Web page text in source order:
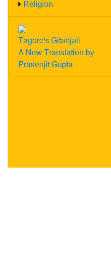
Religion
Tagore's Gitanjali
A New Translation by
Prasenjit Gupta